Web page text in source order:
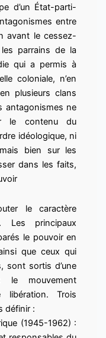
d’un État-parti-
entre
avant le cessez-
parrains de la
qui a permis à
coloniale, n’en
plusieurs clans
antagonismes ne
le contenu du
idéologique, ni
bien sur les
dans les faits,
le caractère
Les principaux
le pouvoir en
que ceux qui
sont sortis d’une
le mouvement
Trois
définir :
(1945-1962) :